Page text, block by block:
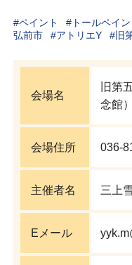
#ペイント #トールペイン
弘前市
#アトリエY #旧
会場名
旧第
念館）
会場住所 036-
主催者名 三上
Eメール